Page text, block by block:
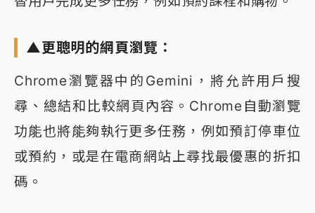
▲更聰明的網頁瀏覽：
Chrome瀏覽器中的Gemini，將允許用戶搜
尋、總結和比較網頁內容。Chrome自動瀏覽
功能也將能夠執行更多任務，例如預訂停車位
或預約，或是在電商網站上尋找最優惠的折扣
碼。